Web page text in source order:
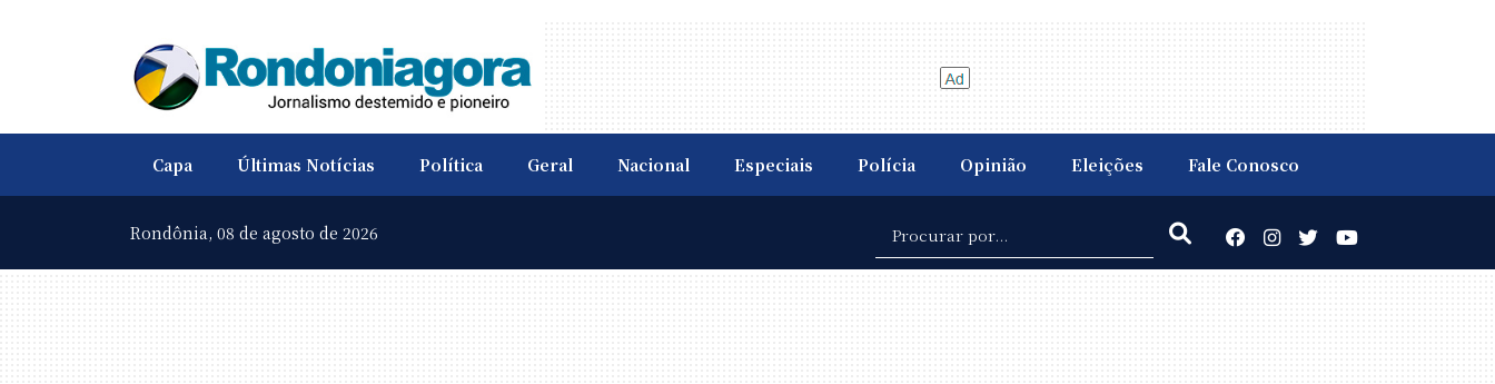
Capa Últimas Notícias Política Geral Nacional Especiais Polícia Opinião Eleições Fale Conosco
Rondônia, 08 de agosto de 2026